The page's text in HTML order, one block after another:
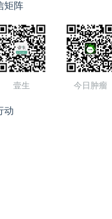
矩阵
壹生 今日肿瘤
动